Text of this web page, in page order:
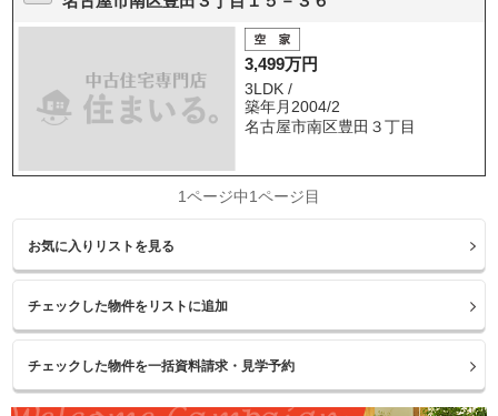
3,499万円
3LDK /
築年月2004/2
名古屋市南区豊田３丁目
1ページ中1ページ目
お気に入りリストを見る